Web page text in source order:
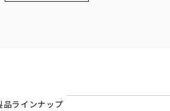
品ラインナップ